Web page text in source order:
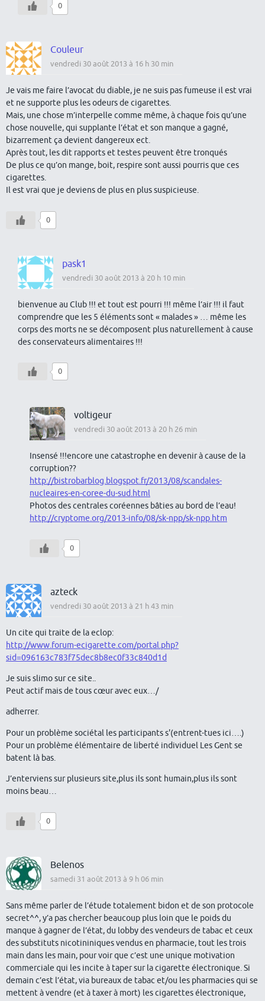
0
Couleur
vendredi 30 août 2013 à 16 h 30 min
Je vais me faire l’avocat du diable, je ne suis pas fumeuse il est vrai
et ne supporte plus les odeurs de cigarettes.
Mais, une chose m’interpelle comme même, à chaque fois qu’une
chose nouvelle, qui supplante l’état et son manque a gagné,
bizarrement ça devient dangereux ect.
Après tout, les dit rapports et testes peuvent être tronqués
De plus ce qu’on mange, boit, respire sont aussi pourris que ces
cigarettes.
Il est vrai que je deviens de plus en plus suspicieuse.
0
pask1
vendredi 30 août 2013 à 20 h 10 min
bienvenue au Club !!! et tout est pourri !!! même l’air !!! il faut
comprendre que les 5 éléments sont « malades » … même les
corps des morts ne se décomposent plus naturellement à cause
des conservateurs alimentaires !!!
0
voltigeur
vendredi 30 août 2013 à 20 h 26 min
Insensé !!!encore une catastrophe en devenir à cause de la
corruption??
http://bistrobarblog.blogspot.fr/2013/08/scandales-
nucleaires-en-coree-du-sud.html
Photos des centrales coréennes bâties au bord de l’eau!
http://cryptome.org/2013-info/08/sk-npp/sk-npp.htm
0
azteck
vendredi 30 août 2013 à 21 h 43 min
Un cite qui traite de la eclop:
http://www.forum-ecigarette.com/portal.php?
sid=096163c783f75dec8b8ec0f33c840d1d
Je suis slimo sur ce site..
Peut actif mais de tous cœur avec eux…/
adherrer.
Pour un problème sociétal les participants s'(entrent-tues ici….)
Pour un problème élémentaire de liberté individuel Les Gent se
batent là bas.
J’enterviens sur plusieurs site,plus ils sont humain,plus ils sont
moins beau…
0
Belenos
samedi 31 août 2013 à 9 h 06 min
Sans même parler de l’étude totalement bidon et de son protocole
secret^^, y’a pas chercher beaucoup plus loin que le poids du
manque à gagner de l’état, du lobby des vendeurs de tabac et ceux
des substituts nicotininiques vendus en pharmacie, tout les trois
main dans les main, pour voir que c’est une unique motivation
commerciale qui les incite à taper sur la cigarette électronique. Si
demain c’est l’état, via bureaux de tabac et/ou les pharmacies qui se
mettent à vendre (et à taxer à mort) les cigarettes électronique,